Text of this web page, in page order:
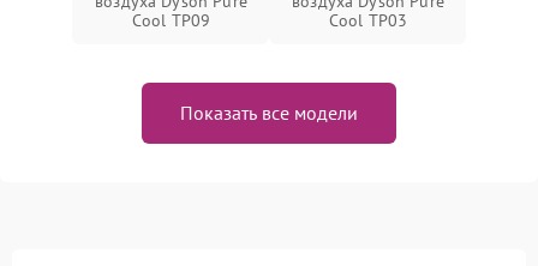
Cool TP09
Cool TP03
Показать все модели